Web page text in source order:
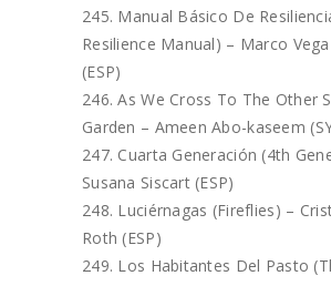
Manual Básico De
Resilience Manual) – Marco
(ESP)
As We Cross To The Other
Garden – Ameen Abo-kaseem
Cuarta Generación (4th
Susana Siscart (ESP)
Luciérnagas (Fireflies) –
Roth (ESP)
Los Habitantes Del Pasto